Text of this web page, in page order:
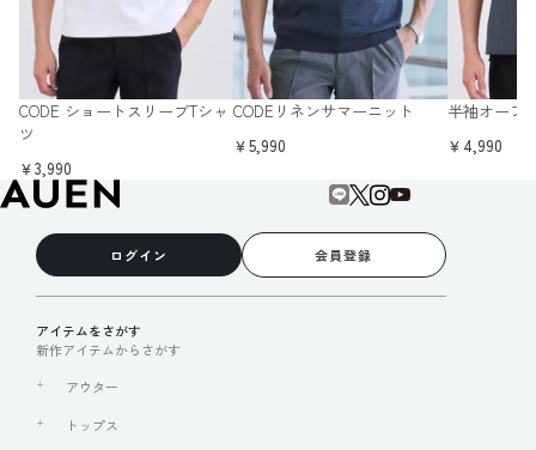
CODE ショートスリーブTシャ
ツ
￥3,990
CODEリネンサマーニット
￥5,990
半袖オープ
￥4,990
ログイン 会員登録
アイテムをさがす
新作アイテムからさがす
アウター
トップス